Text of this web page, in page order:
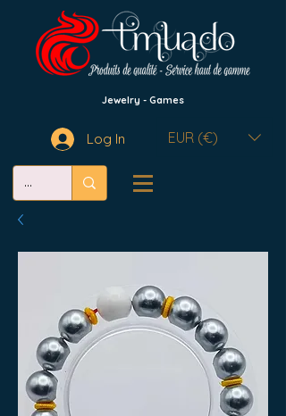
Jewelry - Games
Log In EUR (€)